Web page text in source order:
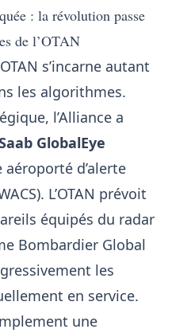
: la révolution passe
de l’OTAN
s’incarne autant
les algorithmes.
l’Alliance a
GlobalEye
d’alerte
L’OTAN prévoit
équipés du radar
Bombardier Global
les
en service.
une